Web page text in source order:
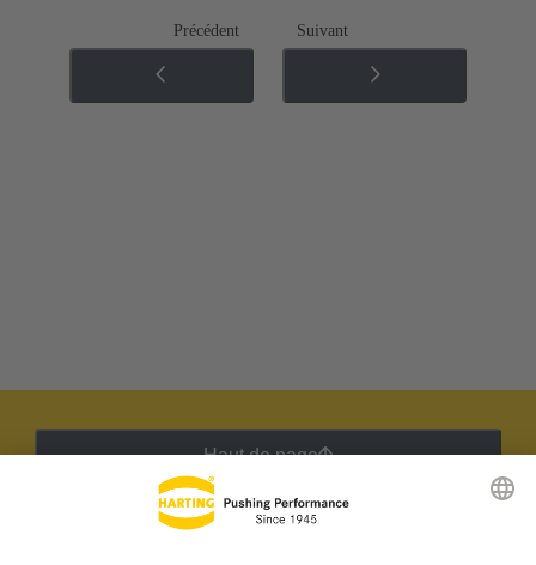
Précédent Suivant
Haut de page